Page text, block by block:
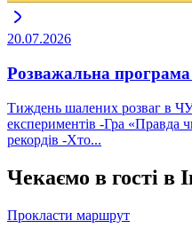
20.07.2026
Розважальна програма
Тиждень шалених розваг в
експериментів -Гра «Правда
рекордів -Хто...
Чекаємо в гості в
Прокласти маршрут